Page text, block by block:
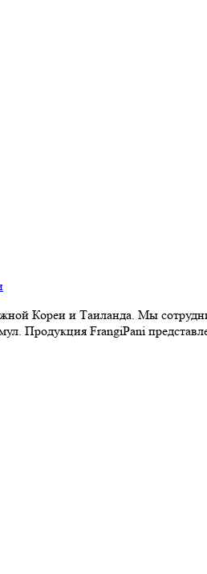
Кореи и Таиланда. Мы
Продукция FrangiPani